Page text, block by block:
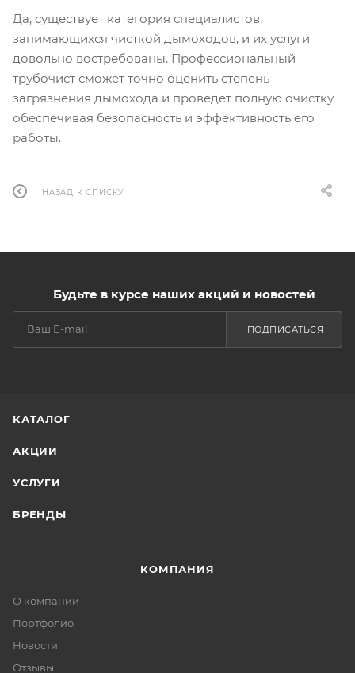
Да, существует категория специалистов,
занимающихся чисткой дымоходов, и их услуги
довольно востребованы. Профессиональный
трубочист сможет точно оценить степень
загрязнения дымохода и проведет полную очистку,
обеспечивая безопасность и эффективность его
работы.
НАЗАД К СПИСКУ
Будьте в курсе наших акций и новостей
ПОДПИСАТЬСЯ
КАТАЛОГ
АКЦИИ
УСЛУГИ
БРЕНДЫ
КОМПАНИЯ
О компании
Портфолио
Новости
Отзывы